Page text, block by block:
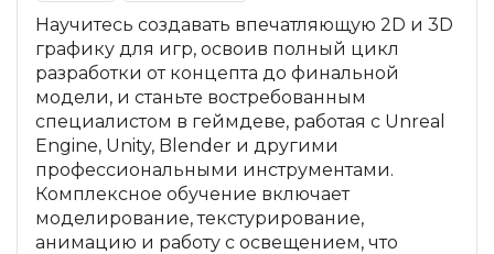
Научитесь создавать впечатляющую 2D и 3D
графику для игр, освоив полный цикл
разработки от концепта до финальной
модели, и станьте востребованным
специалистом в геймдеве, работая с Unreal
Engine, Unity, Blender и другими
профессиональными инструментами.
Комплексное обучение включает
моделирование, текстурирование,
анимацию и работу с освещением, что